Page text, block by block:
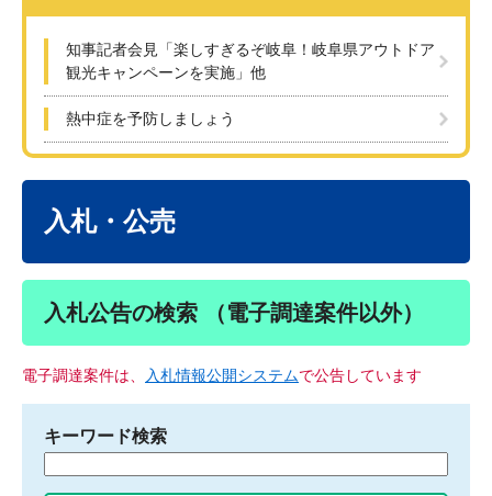
知事記者会見「楽しすぎるぞ岐阜！岐阜県アウトドア
観光キャンペーンを実施」他
熱中症を予防しましょう
入札・公売
入札公告の検索 （電子調達案件以外）
電子調達案件は、 入札情報公開システムで公告しています
キーワード検索